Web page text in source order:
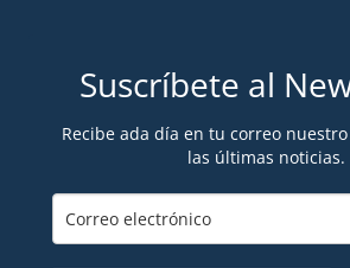
Suscríbete al
Recibe ada día en tu correo
las últimas noticias.